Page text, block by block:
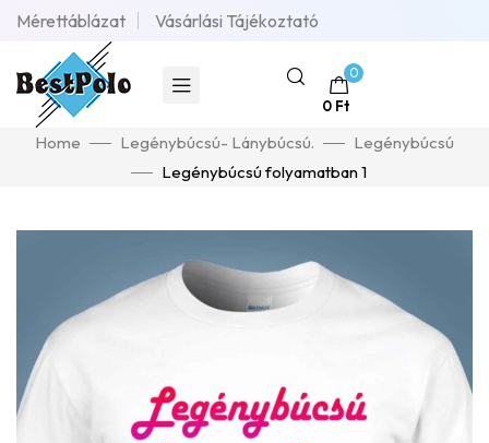
Mérettáblázat Vásárlási Tájékoztató
0
0 Ft
Home Legénybúcsú- Lánybúcsú.
Legénybúcsú
Legénybúcsú folyamatban 1